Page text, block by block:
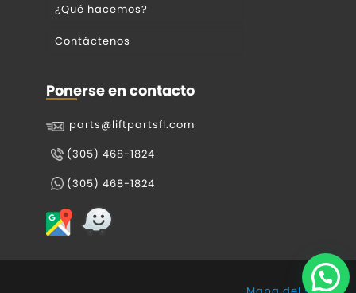
¿Qué hacemos?
Contáctenos
Ponerse en contacto
parts@liftpartsfl.com
(305) 468-1824
(305) 468-1824